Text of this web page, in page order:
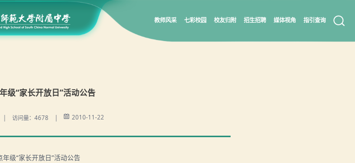
教师风采 七彩校园 校友归附 招生招聘 媒体视角 指引查询
级“家长开放日”活动公告
| 访问量：4678 | 2010-11-22
级“家长开放日”活动公告